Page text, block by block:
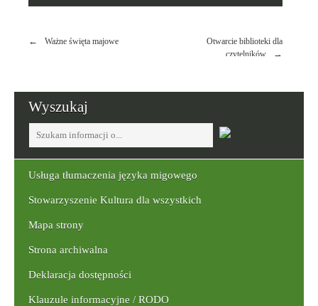
Nawigacja
Ważne święta majowe
Otwarcie biblioteki dla
czytelników
Wyszukaj
wpisz
Usługa tłumaczenia języka migowego
Stowarzyszenie Kultura dla wszystkich
Mapa strony
Strona archiwalna
Deklaracja dostępności
Klauzule informacyjne / RODO